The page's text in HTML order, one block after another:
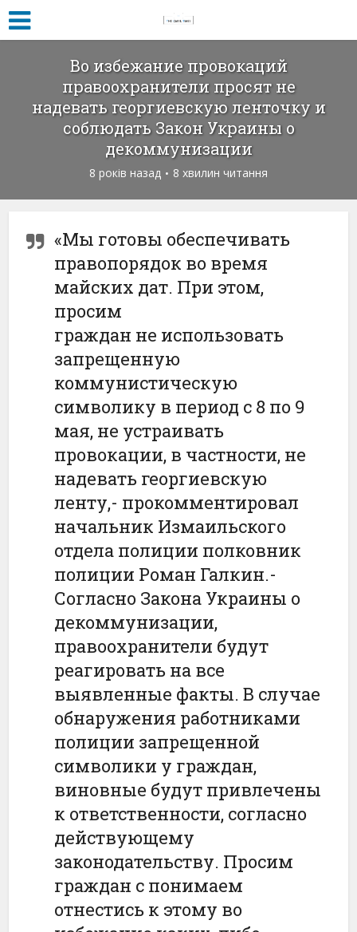
Во избежание провокаций
правоохранители просят не
надевать георгиевскую ленточку и
соблюдать Закон Украины о
декоммунизации
8 років назад 8 хвилин читання
«Мы готовы обеспечивать
правопорядок во время
майских дат. При этом,
просим
граждан не использовать
запрещенную
коммунистическую
символику в период с 8 по 9
мая, не устраивать
провокации, в частности, не
надевать георгиевскую
ленту,- прокомментировал
начальник Измаильского
отдела полиции полковник
полиции Роман Галкин.-
Согласно Закона Украины о
декоммунизации,
правоохранители будут
реагировать на все
выявленные факты. В случае
обнаружения работниками
полиции запрещенной
символики у граждан,
виновные будут привлечены
к ответственности, согласно
действующему
законодательству. Просим
граждан с понимаем
отнестись к этому во